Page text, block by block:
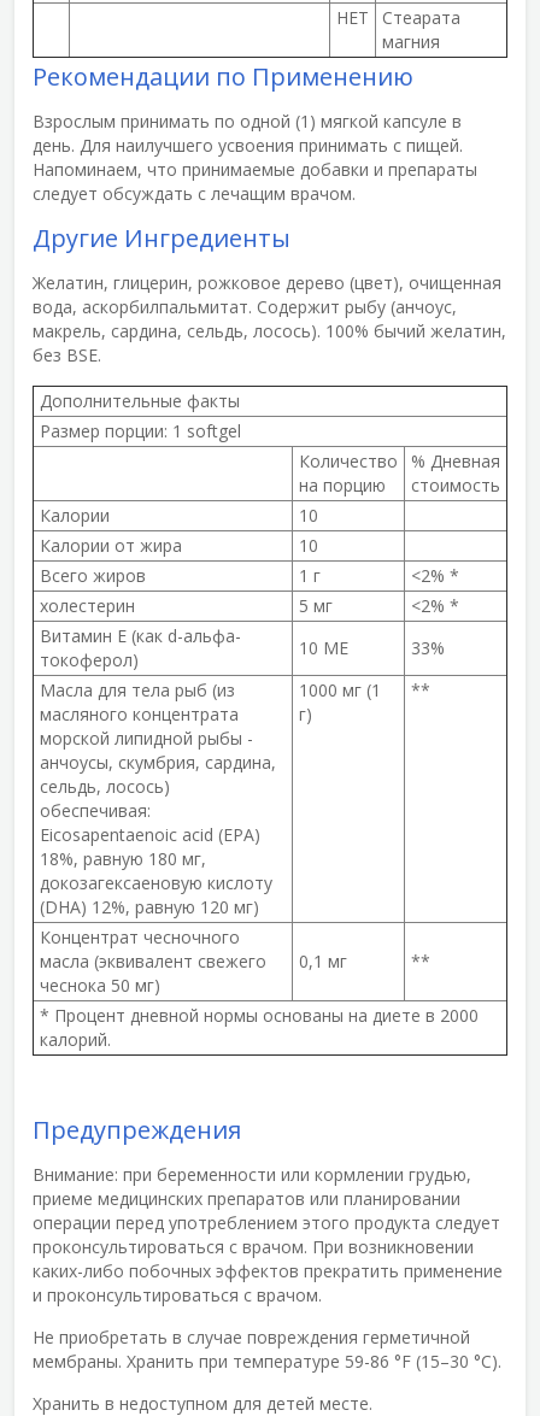
НЕТ
Стеарата
магния
Рекомендации по Применению
Взрослым принимать по одной (1) мягкой капсуле в
день. Для наилучшего усвоения принимать с пищей.
Напоминаем, что принимаемые добавки и препараты
следует обсуждать с лечащим врачом.
Другие Ингредиенты
Желатин, глицерин, рожковое дерево (цвет), очищенная
вода, аскорбилпальмитат. Содержит рыбу (анчоус,
макрель, сардина, сельдь, лосось). 100% бычий желатин,
без BSE.
Дополнительные факты
Размер порции: 1 softgel
Количество
на порцию
% Дневная
стоимость
Калории
10
Калории от жира
10
Всего жиров
1 г
<2% *
холестерин
5 мг
<2% *
Витамин Е (как d-альфа-
токоферол)
10 МЕ
33%
Масла для тела рыб (из
масляного концентрата
морской липидной рыбы -
анчоусы, скумбрия, сардина,
сельдь, лосось)
обеспечивая:
Eicosapentaenoic acid (EPA)
18%, равную 180 мг,
докозагексаеновую кислоту
(DHA) 12%, равную 120 мг)
1000 мг (1
г)
**
Концентрат чесночного
масла (эквивалент свежего
чеснока 50 мг)
0,1 мг **
* Процент дневной нормы основаны на диете в 2000
калорий.
Предупреждения
Внимание: при беременности или кормлении грудью,
приеме медицинских препаратов или планировании
операции перед употреблением этого продукта следует
проконсультироваться с врачом. При возникновении
каких-либо побочных эффектов прекратить применение
и проконсультироваться с врачом.
Не приобретать в случае повреждения герметичной
мембраны. Хранить при температуре 59-86 °F (15–30 °С).
Хранить в недоступном для детей месте.